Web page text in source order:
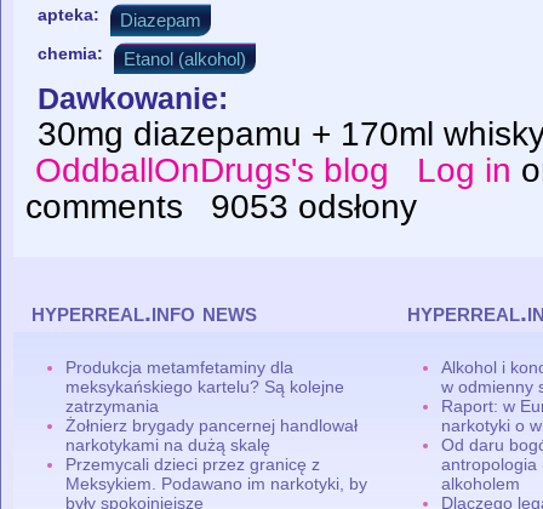
apteka: Diazepam
chemia: Etanol (alkohol)
Dawkowanie:
30mg diazepamu + 170ml
OddballOnDrugs's blog
Log in
comments
9053 odsłony
hyperreal.info news
Produkcja metamfetaminy dla
meksykańskiego kartelu? Są kolejne
zatrzymania
Żołnierz brygady pancernej handlował
narkotykami na dużą skalę
Przemycali dzieci przez granicę z
Meksykiem. Podawano im narkotyki, by
były spokojniejsze
Alkohol i
w odmienny
Raport: w
narkotyki o
Od daru
antropologia
alkoholem
Dlaczego